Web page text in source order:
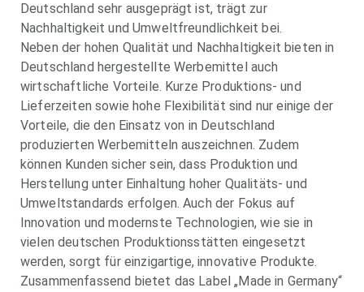
Deutschland sehr ausgeprägt ist, trägt zur
Nachhaltigkeit und Umweltfreundlichkeit bei.
Neben der hohen Qualität und Nachhaltigkeit bieten in
Deutschland hergestellte Werbemittel auch
wirtschaftliche Vorteile. Kurze Produktions- und
Lieferzeiten sowie hohe Flexibilität sind nur einige der
Vorteile, die den Einsatz von in Deutschland
produzierten Werbemitteln auszeichnen. Zudem
können Kunden sicher sein, dass Produktion und
Herstellung unter Einhaltung hoher Qualitäts- und
Umweltstandards erfolgen. Auch der Fokus auf
Innovation und modernste Technologien, wie sie in
vielen deutschen Produktionsstätten eingesetzt
werden, sorgt für einzigartige, innovative Produkte.
Zusammenfassend bietet das Label „Made in Germany“